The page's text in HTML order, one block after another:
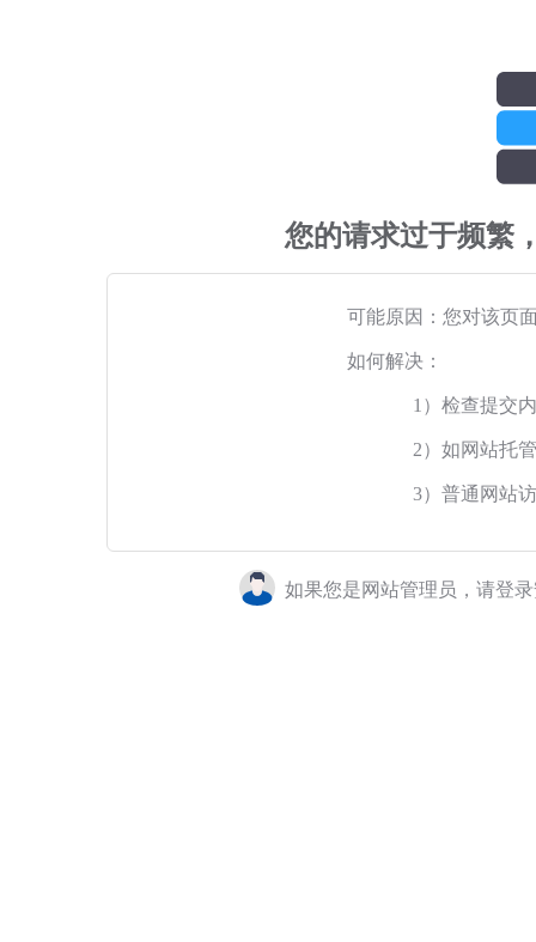
您的请求过于频繁
可能原因：您对该页
如何解决：
1）检查提交
2）如网站托
3）普通网站
如果您是网站管理员，请登